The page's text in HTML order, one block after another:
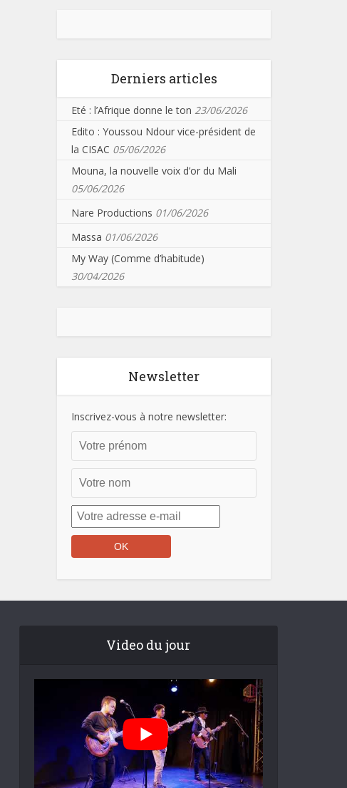
Derniers articles
Eté : l’Afrique donne le ton 23/06/2026
Edito : Youssou Ndour vice-président de
la CISAC 05/06/2026
Mouna, la nouvelle voix d’or du Mali
05/06/2026
Nare Productions 01/06/2026
Massa 01/06/2026
My Way (Comme d’habitude)
30/04/2026
Newsletter
Inscrivez-vous à notre newsletter:
Video du jour